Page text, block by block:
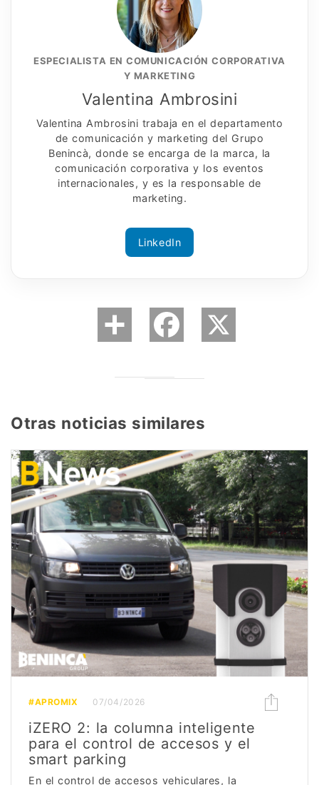
ESPECIALISTA EN COMUNICACIÓN CORPORATIVA
Y MARKETING
Valentina Ambrosini
Valentina Ambrosini trabaja en el departamento
de comunicación y marketing del Grupo
Benincà, donde se encarga de la marca, la
comunicación corporativa y los eventos
internacionales, y es la responsable de
marketing.
LinkedIn
Otras noticias similares
#APROMIX 07/04/2026
iZERO 2: la columna inteligente
para el control de accesos y el
smart parking
En el control de accesos vehiculares, la